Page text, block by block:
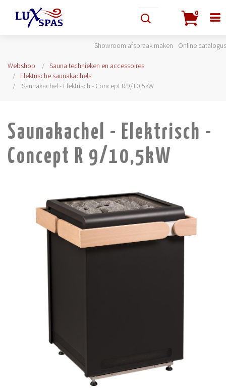
0
Showroom afspraak maken Online catalogus
Webshop
Sauna technieken en accessoires
Elektrische saunakachels
Saunakachel - Elektrisch - Concept R 9/10,5kW
Saunakachel - Elektrisch -
Concept R 9/10,5kW